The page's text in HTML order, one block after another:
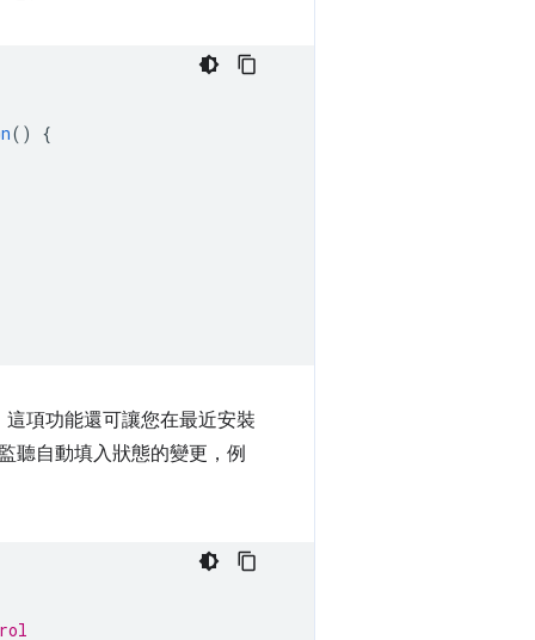
()
{
項功能還可讓您在最近安裝
聽自動填入狀態的變更，例